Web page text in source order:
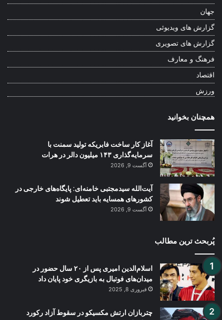
جهان
گزارش های ویدیوئی
گزارش های تصویری
فرهنگ و معارف
اقتصاد
ورزش
همچنان بخوانید
آغاز کار ساخت فابریکه تولید سمنت با
سرمایه‌گذاری ۱۴۳ میلیون دالر در هرات
آگست 9, 2026
آیت‌الله سیدمجتبی خامنه‌ای: پایگاه‌های خارجی در
کشورهای همسایه باید تعطیل شوند
آگست 9, 2026
پُربحث ترین مطالب
اسلام‌الدین امیری پس از ۲۰ سال حضور در
میدان‌های فوتبال به بازیگری خود پایان داد
فبروری 8, 2025
چتربازان ارتش مکسیکو در سقوط آزاد رکورد